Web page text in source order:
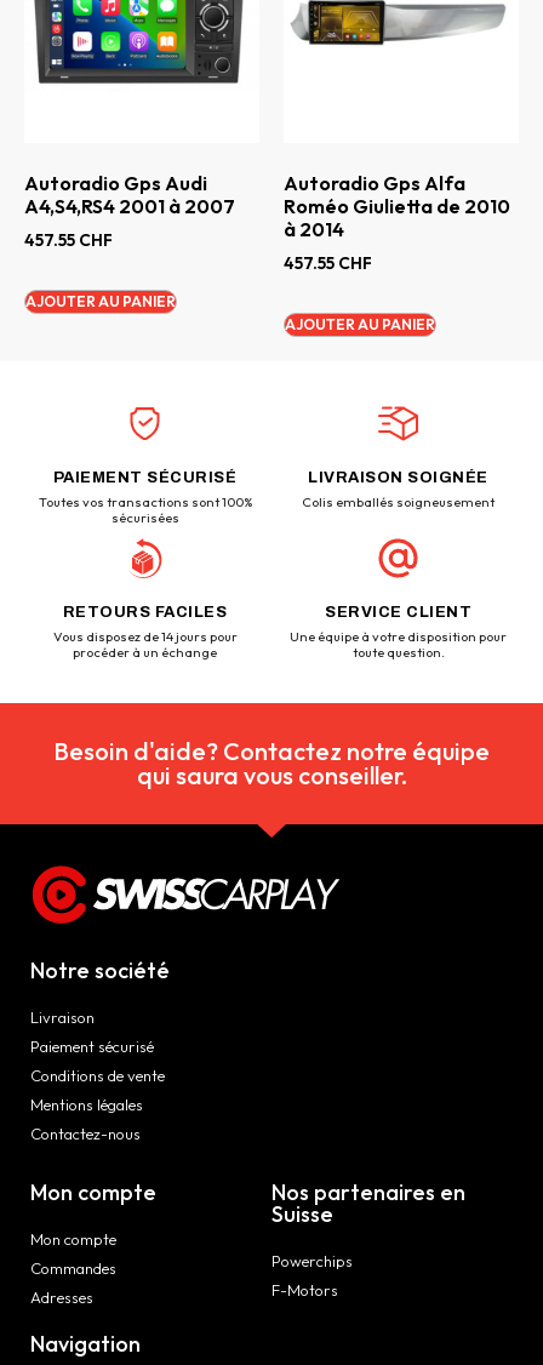
Autoradio Gps Audi
A4,S4,RS4 2001 à 2007
457.55 CHF
AJOUTER AU PANIER
Autoradio Gps Alfa
Roméo Giulietta de 2010
à 2014
457.55 CHF
AJOUTER AU PANIER
PAIEMENT SÉCURISÉ
Toutes vos transactions sont 100%
sécurisées
LIVRAISON SOIGNÉE
Colis emballés soigneusement
RETOURS FACILES
Vous disposez de 14 jours pour
procéder à un échange
SERVICE CLIENT
Une équipe à votre disposition pour
toute question.
Besoin d'aide? Contactez notre équipe
qui saura vous conseiller.
Notre société
Livraison
Paiement sécurisé
Conditions de vente
Mentions légales
Contactez-nous
Mon compte
Mon compte
Commandes
Adresses
Navigation
Nos partenaires en
Suisse
Powerchips
F-Motors